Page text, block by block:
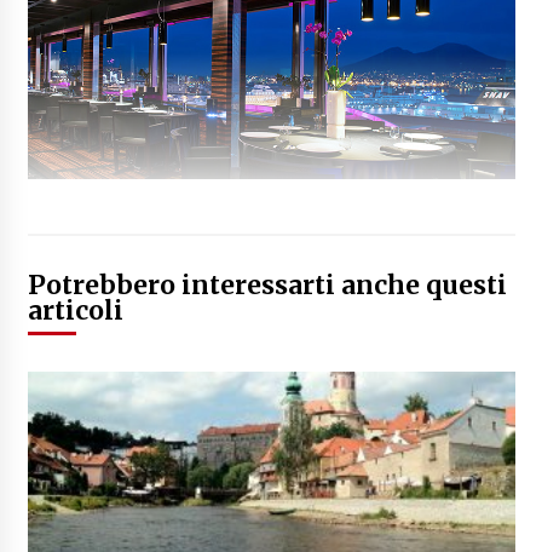
Potrebbero interessarti anche questi
articoli